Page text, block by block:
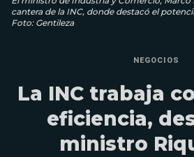
cantera de la INC, donde destacó el
Foto: Gentileza
NEGOCIOS
La INC trabaja
eficiencia,
ministro